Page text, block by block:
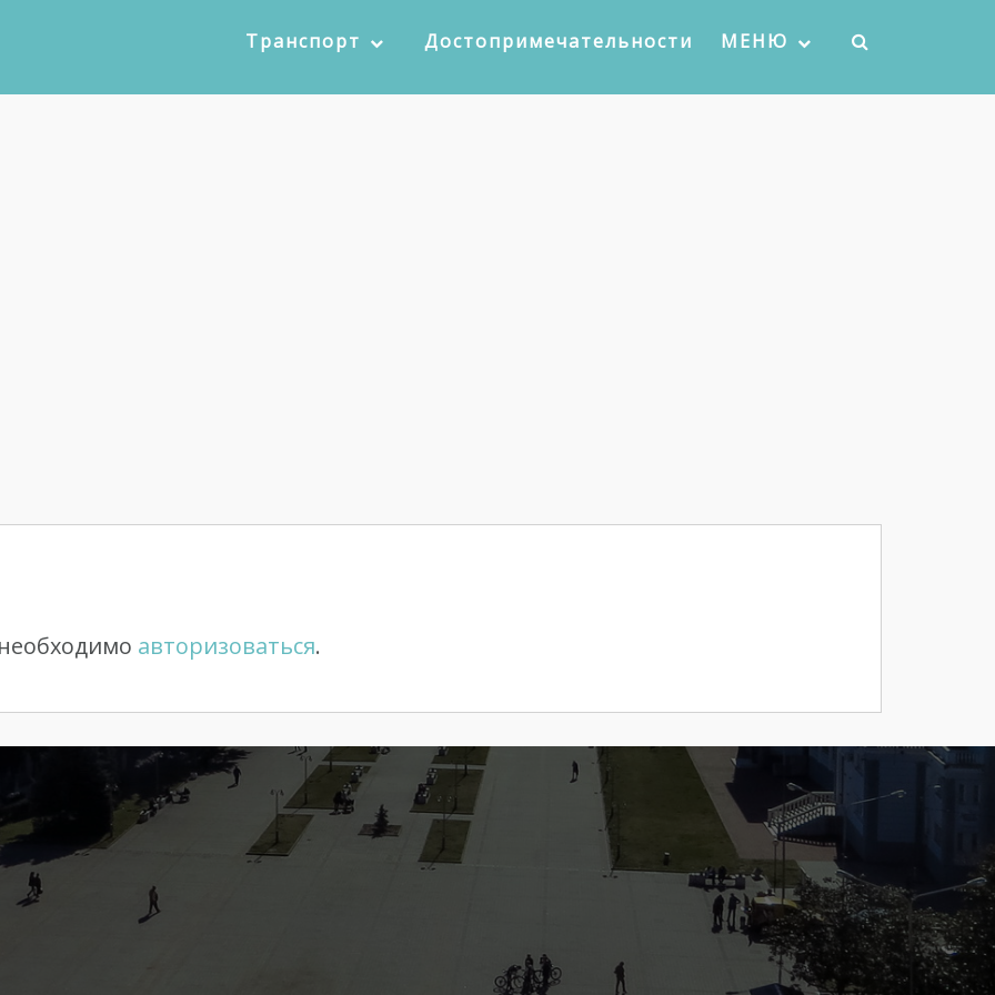
Транспорт Достопримечательности МЕНЮ
авторизоваться.